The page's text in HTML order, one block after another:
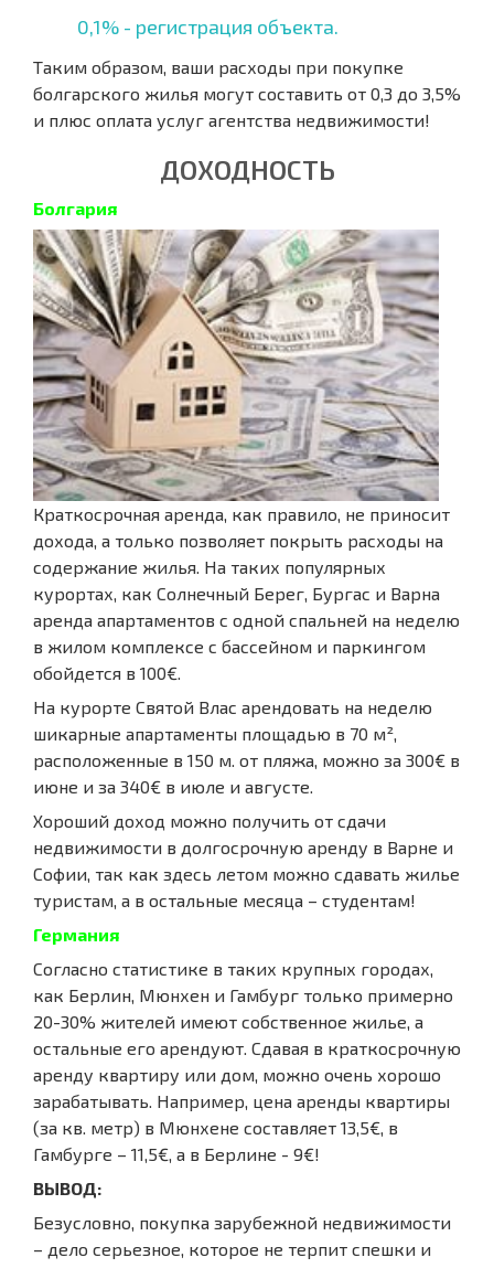
0,1% - регистрация объекта.
Таким образом, ваши расходы при покупке
болгарского жилья могут составить от 0,3 до 3,5%
и плюс оплата услуг агентства недвижимости!
ДОХОДНОСТЬ
Болгария
Краткосрочная аренда, как правило, не приносит
дохода, а только позволяет покрыть расходы на
содержание жилья. На таких популярных
курортах, как Солнечный Берег, Бургас и Варна
аренда апартаментов с одной спальней на неделю
в жилом комплексе с бассейном и паркингом
обойдется в 100€.
На курорте Святой Влас арендовать на неделю
шикарные апартаменты площадью в 70 м²,
расположенные в 150 м. от пляжа, можно за 300€ в
июне и за 340€ в июле и августе.
Хороший доход можно получить от сдачи
недвижимости в долгосрочную аренду в Варне и
Софии, так как здесь летом можно сдавать жилье
туристам, а в остальные месяца – студентам!
Германия
Согласно статистике в таких крупных городах,
как Берлин, Мюнхен и Гамбург только примерно
20-30% жителей имеют собственное жилье, а
остальные его арендуют. Сдавая в краткосрочную
аренду квартиру или дом, можно очень хорошо
зарабатывать. Например, цена аренды квартиры
(за кв. метр) в Мюнхене составляет 13,5€, в
Гамбурге – 11,5€, а в Берлине - 9€!
ВЫВОД:
Безусловно, покупка зарубежной недвижимости
– дело серьезное, которое не терпит спешки и